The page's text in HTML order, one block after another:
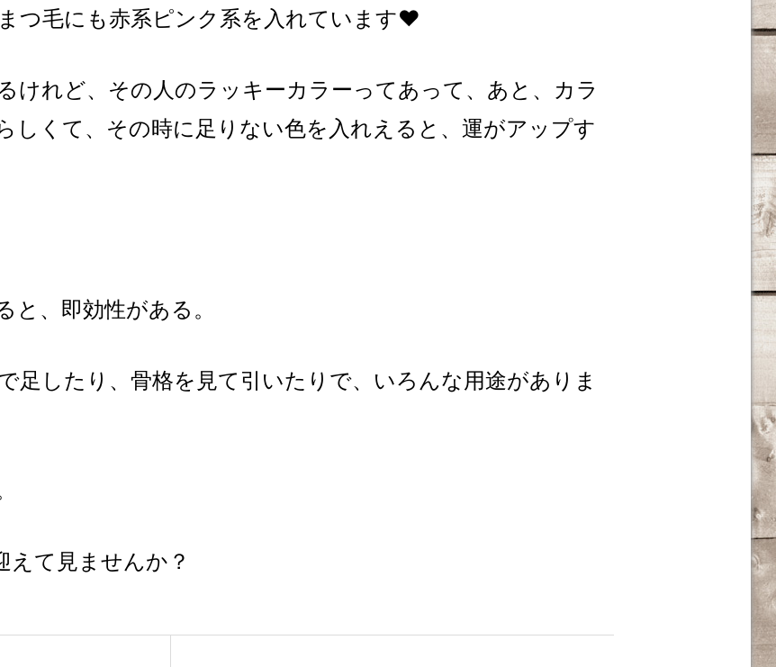
つ毛にも赤系ピンク系を入れています❤️
けれど、その人のラッキーカラーってあって、あと、カラ
しくて、その時に足りない色を入れえると、運がアップす
、即効性がある。
足したり、骨格を見て引いたりで、いろんな用途がありま
えて見ませんか？